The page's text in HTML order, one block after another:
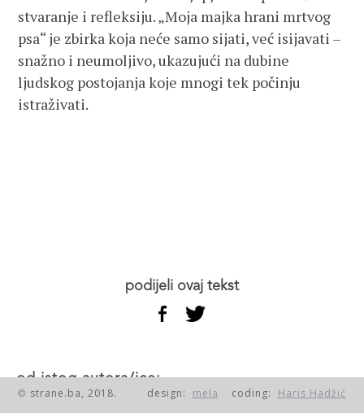
stvaranje i refleksiju. „Moja majka hrani mrtvog
psa“ je zbirka koja neće samo sijati, već isijavati –
snažno i neumoljivo, ukazujući na dubine
ljudskog postojanja koje mnogi tek počinju
istraživati.
podijeli ovaj tekst
od istog autora/ice:
© strane.ba, 2018. design: mela coding: Haris Hadžić